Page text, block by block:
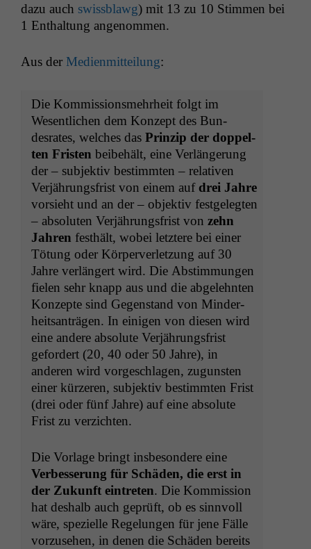
dazu auch swiss­blawg) mit 13 zu 10 Stim­men bei
1 Enthal­tung angenommen.
Aus der Medi­en­mit­teilung:
Die Kom­mis­sion­s­mehrheit fol­gt im
Wesentlichen dem Konzept des Bun­
desrates, welch­es das Prinzip der dop­pel­
ten Fris­ten beibehält, eine Ver­längerung
der – sub­jek­tiv bes­timmten – rel­a­tiv­en
Ver­jährungs­frist von einem auf drei Jahre
vor­sieht und an der – objek­tiv fest­gelegten
– absoluten Ver­jährungs­frist von zehn
Jahren fes­thält, wobei let­ztere bei ein­er
Tötung oder Kör­per­ver­let­zung auf 30
Jahre ver­längert wird. Die Abstim­mungen
fie­len sehr knapp aus und die abgelehn­ten
Konzepte sind Gegen­stand von Min­der­
heit­santrä­gen. In eini­gen von diesen wird
eine andere absolute Ver­jährungs­frist
gefordert (20, 40 oder 50 Jahre), in
anderen wird vorgeschla­gen, zugun­sten
ein­er kürz­eren, sub­jek­tiv bes­timmten Frist
(drei oder fünf Jahre) auf eine absolute
Frist zu verzichten.
Die Vor­lage bringt ins­beson­dere eine
Verbesserung für Schä­den, die erst in
der Zukun­ft ein­treten. Die Kom­mis­sion
hat deshalb auch geprüft, ob es sin­nvoll
wäre, spezielle Regelun­gen für jene Fälle
vorzuse­hen, in denen die Schä­den bere­its